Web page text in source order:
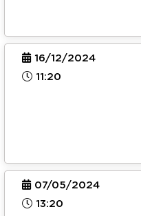
16/12/2024
11:20
07/05/2024
13:20